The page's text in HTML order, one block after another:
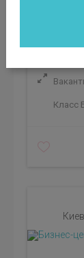
Класс